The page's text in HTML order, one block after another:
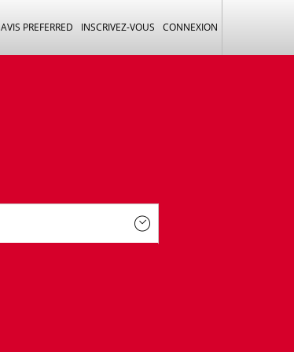
AVIS PREFERRED INSCRIVEZ-VOUS CONNEXION